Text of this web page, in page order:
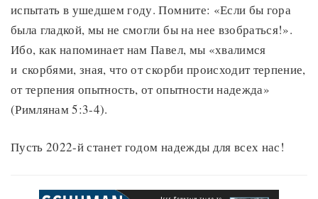
испытать в ушедшем году. Помните: «Если бы гора
была гладкой, мы не смогли бы на нее взобраться!».
Ибо, как напоминает нам Павел, мы «хвалимся
и скорбями, зная, что от скорби происходит терпение,
от терпения опытность, от опытности надежда»
(Римлянам 5:3-4).
Пусть 2022-й станет годом надежды для всех нас!